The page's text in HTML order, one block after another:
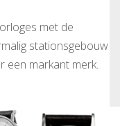
met de
stationsgebouw
een markant merk.